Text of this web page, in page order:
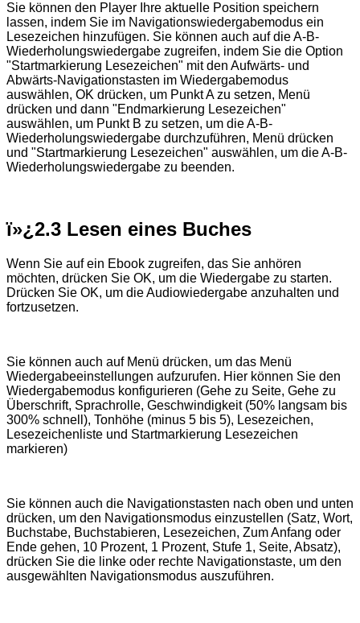
Sie können den Player Ihre aktuelle Position speichern
lassen, indem Sie im Navigationswiedergabemodus ein
Lesezeichen hinzufügen. Sie können auch auf die A-B-
Wiederholungswiedergabe zugreifen, indem Sie die Option
"Startmarkierung Lesezeichen" mit den Aufwärts- und
Abwärts-Navigationstasten im Wiedergabemodus
auswählen, OK drücken, um Punkt A zu setzen, Menü
drücken und dann "Endmarkierung Lesezeichen"
auswählen, um Punkt B zu setzen, um die A-B-
Wiederholungswiedergabe durchzuführen, Menü drücken
und "Startmarkierung Lesezeichen" auswählen, um die A-B-
Wiederholungswiedergabe zu beenden.
ï»¿2.3 Lesen eines Buches
Wenn Sie auf ein Ebook zugreifen, das Sie anhören
möchten, drücken Sie OK, um die Wiedergabe zu starten.
Drücken Sie OK, um die Audiowiedergabe anzuhalten und
fortzusetzen.
Sie können auch auf Menü drücken, um das Menü
Wiedergabeeinstellungen aufzurufen. Hier können Sie den
Wiedergabemodus konfigurieren (Gehe zu Seite, Gehe zu
Überschrift, Sprachrolle, Geschwindigkeit (50% langsam bis
300% schnell), Tonhöhe (minus 5 bis 5), Lesezeichen,
Lesezeichenliste und Startmarkierung Lesezeichen
markieren)
Sie können auch die Navigationstasten nach oben und unten
drücken, um den Navigationsmodus einzustellen (Satz, Wort,
Buchstabe, Buchstabieren, Lesezeichen, Zum Anfang oder
Ende gehen, 10 Prozent, 1 Prozent, Stufe 1, Seite, Absatz),
drücken Sie die linke oder rechte Navigationstaste, um den
ausgewählten Navigationsmodus auszuführen.